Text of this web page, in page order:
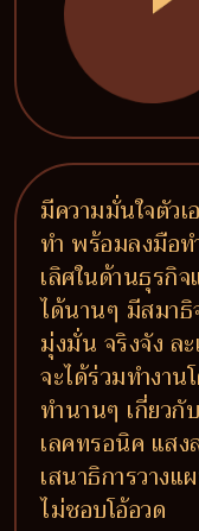
มีความมั่นใจตัว
ทำ พร้อมลงมือ
เลิศในด้านธุรกิ
ได้นานๆ มีสมาธิ
มุ่งมั่น จริงจัง ล
จะได้ร่วมทำงาน
ทำนานๆ เกี่ยว
เลคทรอนิค แสง
เสนาธิการวาง
ไม่ชอบโอ้อวด